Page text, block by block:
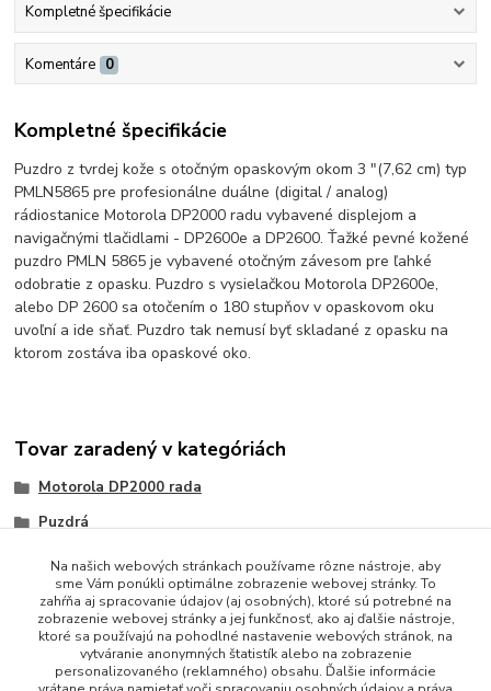
Kompletné špecifikácie
Komentáre 0
Kompletné špecifikácie
Puzdro z tvrdej kože s otočným opaskovým okom 3 "(7,62 cm) typ
PMLN5865 pre profesionálne duálne (digital / analog)
rádiostanice Motorola DP2000 radu vybavené displejom a
navigačnými tlačidlami - DP2600e a DP2600. Ťažké pevné kožené
puzdro PMLN 5865 je vybavené otočným závesom pre ľahké
odobratie z opasku. Puzdro s vysielačkou Motorola DP2600e,
alebo DP 2600 sa otočením o 180 stupňov v opaskovom oku
uvoľní a ide sňať. Puzdro tak nemusí byť skladané z opasku na
ktorom zostáva iba opaskové oko.
Tovar zaradený v kategóriách
Motorola DP2000 rada
Puzdrá
Na našich webových stránkach používame rôzne nástroje, aby
sme Vám ponúkli optimálne zobrazenie webovej stránky. To
zahŕňa aj spracovanie údajov (aj osobných), ktoré sú potrebné na
zobrazenie webovej stránky a jej funkčnosť, ako aj ďalšie nástroje,
ktoré sa používajú na pohodlné nastavenie webových stránok, na
vytváranie anonymných štatistík alebo na zobrazenie
personalizovaného (reklamného) obsahu. Ďalšie informácie